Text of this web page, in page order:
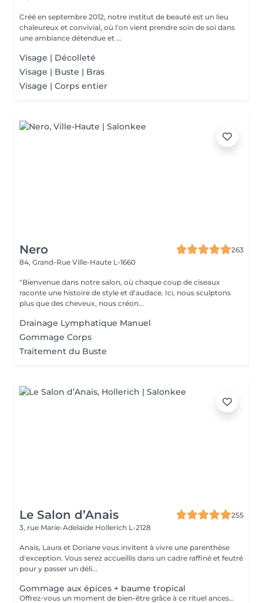
Créé en septembre 2012, notre institut de beauté est un lieu
chaleureux et convivial, où l'on vient prendre soin de soi dans
une ambiance détendue et ...
Visage | Décolleté
Visage | Buste | Bras
Visage | Corps entier
Nero
263
84, Grand-Rue Ville-Haute L-1660
"Bienvenue dans notre salon, où chaque coup de ciseaux
raconte une histoire de style et d'audace. Ici, nous sculptons
plus que des cheveux, nous créon...
Drainage Lymphatique Manuel
Gommage Corps
Traitement du Buste
Le Salon d’Anais
255
3, rue Marie-Adelaïde Hollerich L-2128
Anais, Laura et Doriane vous invitent à vivre une parenthèse
d'exception. Vous serez accueillis dans un cadre raffiné et feutré
pour y passer un déli...
Gommage aux épices + baume tropical
Offrez-vous un moment de bien-être grâce à ce rituel ancestral inspiré des recettes de beauté et soins de l'île de Java. Laissez-vous transporter par les délicates senteurs de ce soin énergisant à base d'épices et de sels de mer, et retrouvez une douce et satiné.